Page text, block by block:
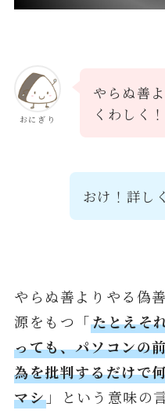
おにぎり
やらぬ善
くわしく！
おけ！詳し
やらぬ善よりやる偽
源をもつ「たとえそ
っても、パソコンの
為を批判するだけで
マシ 」という意味の